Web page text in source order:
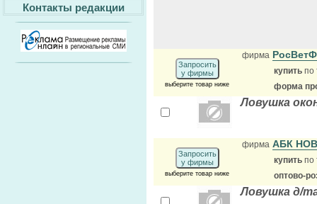
Контакты редакции
Запросить
у фирмы
выберите товар ниже
фирма
купить по
форма
Ловушка
Запросить
у фирмы
выберите товар ниже
фирма АБК
купить по
оптово-
Ловушка д/